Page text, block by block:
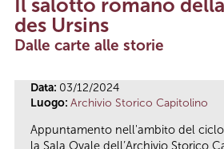
des Ursins
Dalle carte alle storie
Data: 03/12/2024
Luogo: Archivio Storico Capitolino
Appuntamento nell'ambito del
la Sala Ovale dell’Archivio Storico